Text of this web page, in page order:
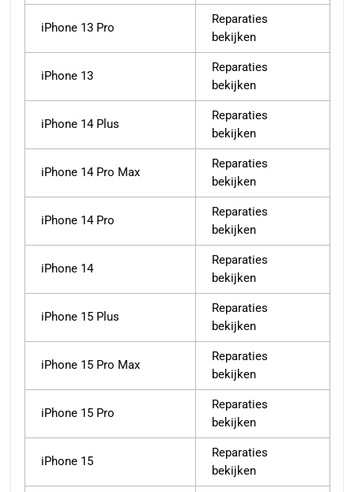
iPhone 13 Pro
Reparaties
bekijken
iPhone 13
Reparaties
bekijken
iPhone 14 Plus
Reparaties
bekijken
iPhone 14 Pro Max
Reparaties
bekijken
iPhone 14 Pro
Reparaties
bekijken
iPhone 14
Reparaties
bekijken
iPhone 15 Plus
Reparaties
bekijken
iPhone 15 Pro Max
Reparaties
bekijken
iPhone 15 Pro
Reparaties
bekijken
iPhone 15
Reparaties
bekijken